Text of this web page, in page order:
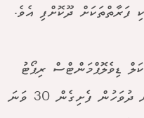
ފަރާތްތަކަށް ދޫކޮށްފި އެވެ.
ޑިވެލޮޕްމަންޓްސް ރިޕޯޓު
ދައްކާ ގޮތުން މިދިޔަ މަހުގެ 24 ވަނަ ދުވަހުން ފެށިގެން 30 ވަނަ